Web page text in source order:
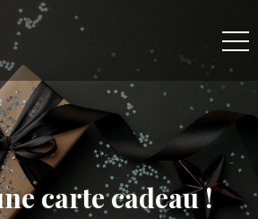
carte cadeau !